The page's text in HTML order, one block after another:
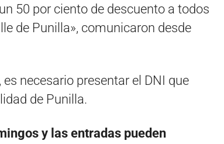
50 por ciento de descuento a todos
de Punilla», comunicaron desde
necesario presentar el DNI que
de Punilla.
y las entradas pueden